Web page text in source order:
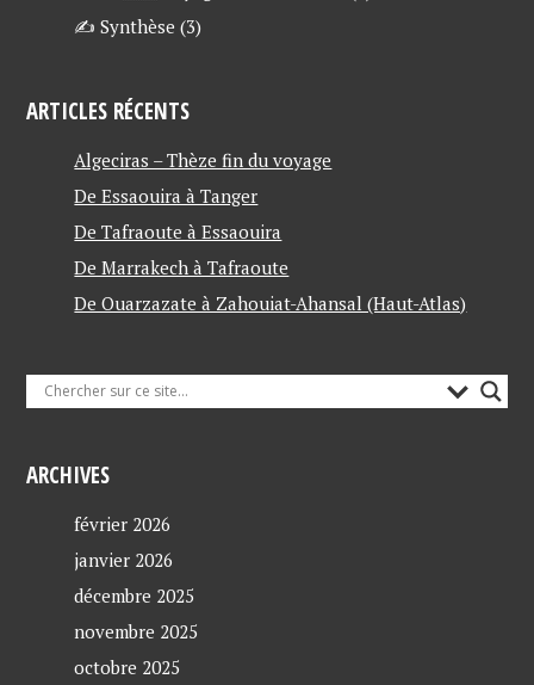
✍ Synthèse (3)
ARTICLES RÉCENTS
Algeciras – Thèze fin du voyage
De Essaouira à Tanger
De Tafraoute à Essaouira
De Marrakech à Tafraoute
De Ouarzazate à Zahouiat-Ahansal (Haut-Atlas)
ARCHIVES
février 2026
janvier 2026
décembre 2025
novembre 2025
octobre 2025